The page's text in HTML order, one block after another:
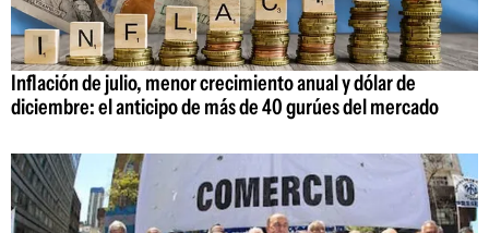
Inflación de julio, menor crecimiento anual y dólar de
diciembre: el anticipo de más de 40 gurúes del mercado